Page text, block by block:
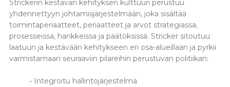
Strickerin kestävän kehityksen kulttuuri perustuu
yhdennettyyn johtamisjärjestelmään, joka sisältää
toimintaperiaatteet, periaatteet ja arvot strategiassa,
prosesseissa, hankkeissa ja päätöksissä. Stricker sitoutuu
laatuun ja kestävään kehitykseen eri osa-alueillaan ja pyrkii
varmistamaan seuraaviin pilareihin perustuvan politiikan:
• Integroitu hallintojärjestelmä